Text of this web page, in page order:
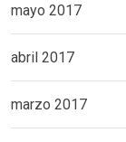
mayo 2017
abril 2017
marzo 2017